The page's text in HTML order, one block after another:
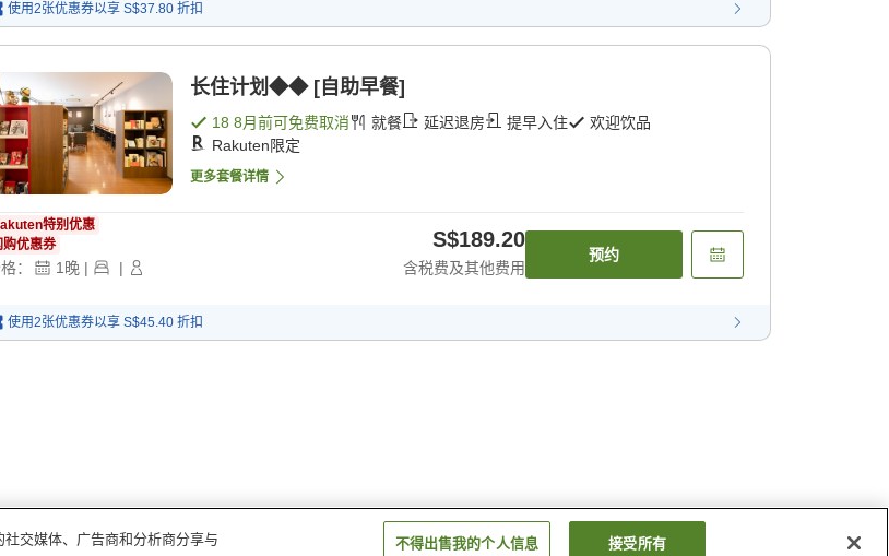
使用2张优惠券以享 S$37.80 折扣
长住计划◆◆ [自助早餐]
18 8月前可免费取消 就餐 延迟退房 提早入住
欢迎饮品
Rakuten限定
更多套餐详情
特别优惠
购优惠券
： 1晚 | |
S$189.20
含税费及其他费用
预约
使用2张优惠券以享 S$45.40 折扣
交媒体、广告商和分析商分享与
不得出售我的个人信息 接受所有